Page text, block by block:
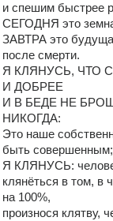
и спешим быстрее
СЕГОДНЯ это
ЗАВТРА это
после смерти.
Я КЛЯНУСЬ, ЧТО
И ДОБРЕЕ
И В БЕДЕ НЕ
НИКОГДА:
Это наше
быть совершенным;
Я КЛЯНУСЬ:
клянёться в том, в
на 100%,
произнося клятву,